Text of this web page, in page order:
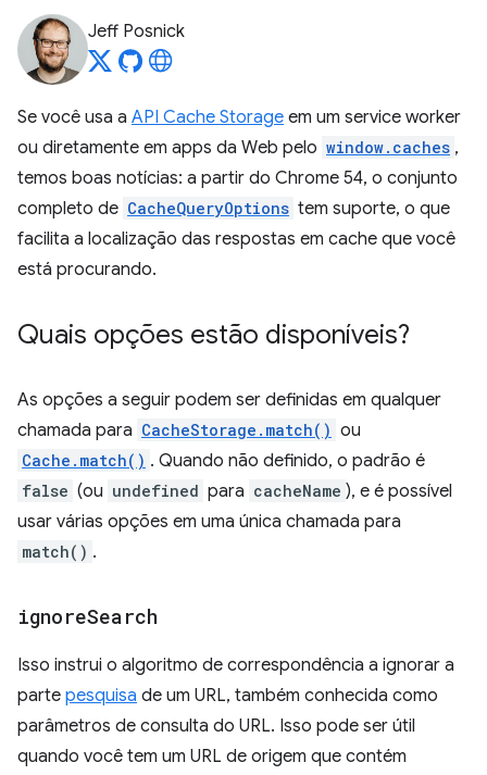
Jeff Posnick
Se você usa a API Cache Storage em um service worker
ou diretamente em apps da Web pelo window.caches ,
temos boas notícias: a partir do Chrome 54, o conjunto
completo de CacheQueryOptions tem suporte, o que
facilita a localização das respostas em cache que você
está procurando.
Quais opções estão disponíveis?
As opções a seguir podem ser definidas em qualquer
chamada para CacheStorage.match() ou
Cache.match() . Quando não definido, o padrão é
false (ou undefined para cacheName ), e é possível
usar várias opções em uma única chamada para
match() .
ignoreSearch
Isso instrui o algoritmo de correspondência a ignorar a
parte pesquisa de um URL, também conhecida como
parâmetros de consulta do URL. Isso pode ser útil
quando você tem um URL de origem que contém